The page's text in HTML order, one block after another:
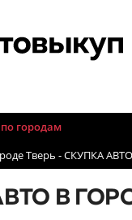
В
городам
Тверь - СКУПКА АВТО